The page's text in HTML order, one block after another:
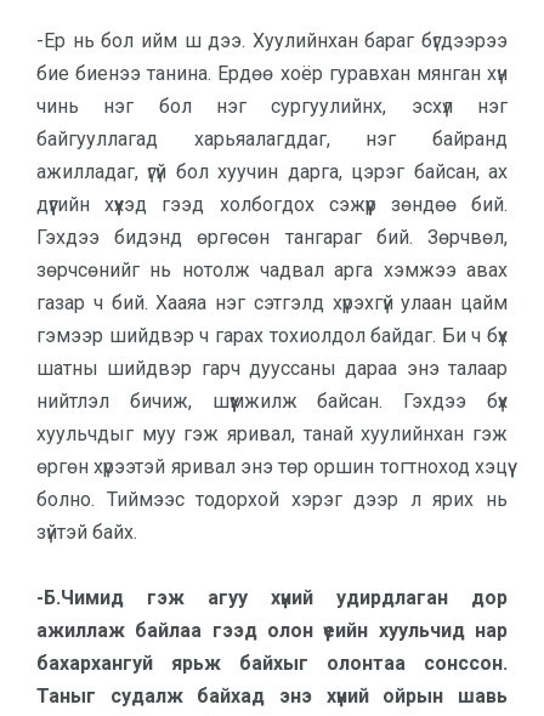
-Ер нь бол ийм ш дээ. Хуулийнхан бараг бүгдээрээ
бие биенээ танина. Ердөө хоёр гуравхан мянган хүн
чинь нэг бол нэг сургуулийнх, эсхүл нэг
байгууллагад харьяалагддаг, нэг байранд
ажилладаг, үгүй бол хуучин дарга, цэрэг байсан, ах
дүүгийн хүүхэд гээд холбогдох сэжүүр зөндөө бий.
Гэхдээ бидэнд өргөсөн тангараг бий. Зөрчвөл,
зөрчсөнийг нь нотолж чадвал арга хэмжээ авах
газар ч бий. Хааяа нэг сэтгэлд хүрэхгүй улаан цайм
гэмээр шийдвэр ч гарах тохиолдол байдаг. Би ч бүх
шатны шийдвэр гарч дууссаны дараа энэ талаар
нийтлэл бичиж, шүүмжилж байсан. Гэхдээ бүх
хуульчдыг муу гэж яривал, танай хуулийнхан гэж
өргөн хүрээтэй яривал энэ төр оршин тогтноход хэцүү
болно. Тиймээс тодорхой хэрэг дээр л ярих нь
зүйтэй байх.
-Б.Чимид гэж агуу хүний удирдлаган дор
ажиллаж байлаа гээд олон үеийн хуульчид нар
бахархангуй ярьж байхыг олонтаа сонссон.
Таныг судалж байхад энэ хүний ойрын шавь